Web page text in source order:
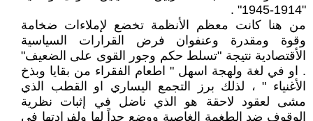
"1914-1945" .
من هنا كانت معظم الأنظمة تخضع لإملاءات ضخامة
وقوة ومقدرة وعنفوان فرض القرارات السياسية
الأقتصادية نتيجة "تسلط حكم وجور القوى على الضعيف"
. او في لغة ولهجة اسهل " اطعام الفقراء من بقايا وبذخ
الأغنياء " ، لذلك برز التجمع اليساري او القطب الذي
مشى لعقود لاحقة هو الذي ناضل في إثبات نظرية
الوقوف ضد الطغمة الغاصبة ووضع حداً لها ولفرادتها في